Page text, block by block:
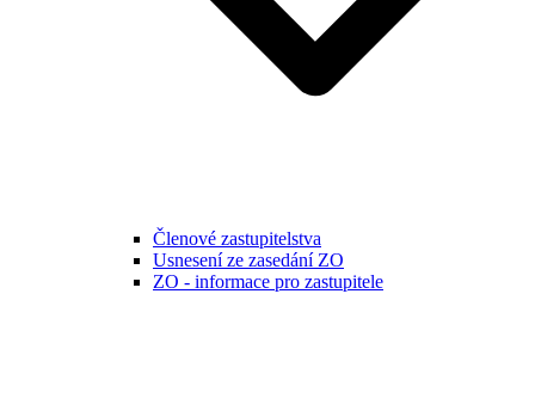
Členové zastupitelstva
Usnesení ze zasedání ZO
ZO - informace pro zastupitele